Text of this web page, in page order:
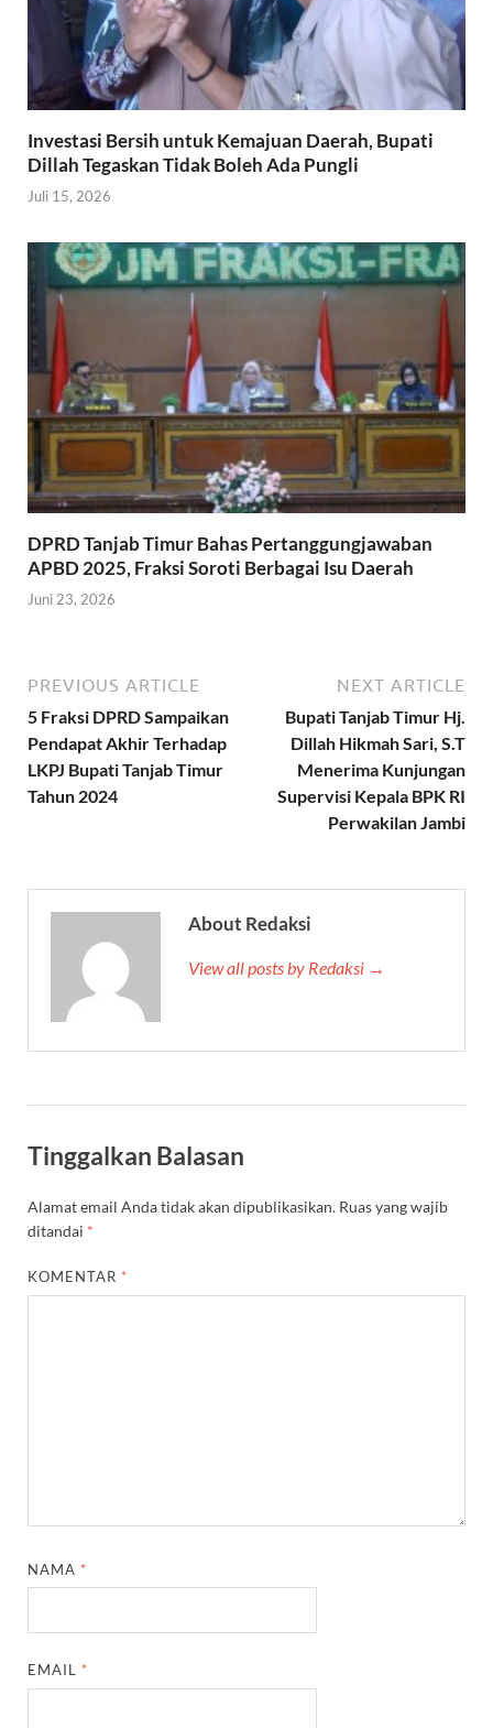
Investasi Bersih untuk Kemajuan Daerah, Bupati
Dillah Tegaskan Tidak Boleh Ada Pungli
Juli 15, 2026
DPRD Tanjab Timur Bahas Pertanggungjawaban
APBD 2025, Fraksi Soroti Berbagai Isu Daerah
Juni 23, 2026
PREVIOUS ARTICLE
5 Fraksi DPRD Sampaikan
Pendapat Akhir Terhadap
LKPJ Bupati Tanjab Timur
Tahun 2024
NEXT ARTICLE
Bupati Tanjab Timur Hj.
Dillah Hikmah Sari, S.T
Menerima Kunjungan
Supervisi Kepala BPK RI
Perwakilan Jambi
About Redaksi
View all posts by Redaksi →
Tinggalkan Balasan
Alamat email Anda tidak akan dipublikasikan. Ruas yang wajib
ditandai *
KOMENTAR *
NAMA *
EMAIL *